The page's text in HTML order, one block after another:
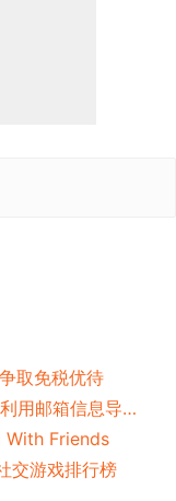
取免税优待
Zynga推新型推广工具 利用邮箱信息导用户
With Friends
交游戏排行榜